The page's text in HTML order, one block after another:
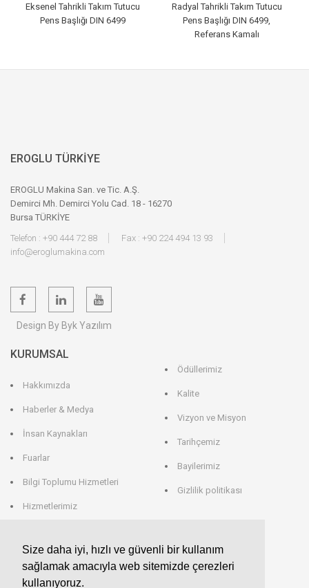
Size daha iyi, hızlı ve güvenli bir kullanım
sağlamak amacıyla web sitemizde çerezleri
kullanıyoruz.
Eksenel Tahrikli Takım Tutucu
Pens Başlığı DIN 6499
Radyal Tahrikli Takım Tutucu
Pens Başlığı DIN 6499,
Referans Kamalı
EROGLU TÜRKİYE
EROGLU Makina San. ve Tic. A.Ş.
Demirci Mh. Demirci Yolu Cad. 18 - 16270
Bursa TÜRKİYE
Telefon : +90 444 72 88
Fax : +90 224 494 13 93
info@eroglumakina.com
Design By Byk Yazılım
KURUMSAL
Hakkımızda
Haberler & Medya
İnsan Kaynakları
Fuarlar
Bilgi Toplumu Hizmetleri
Hizmetlerimiz
Ödüllerimiz
Kalite
Vizyon ve Misyon
Tarihçemiz
Bayilerimiz
Gizlilik politikası
EROGLU ALMANYA